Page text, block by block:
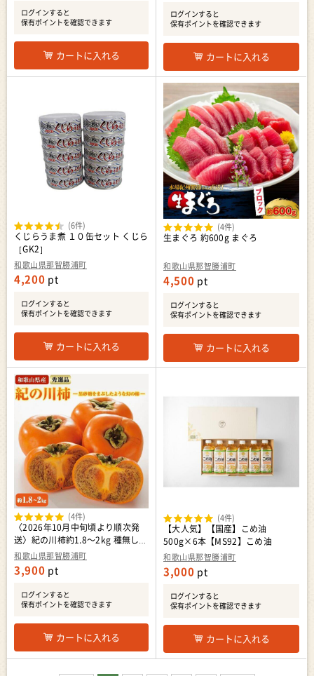
ログインすると
保有ポイントを確認できます
カートに入れる
ログインすると
保有ポイントを確認できます
カートに入れる
和歌山県那智勝浦町
くじらうま煮 １０缶セット くじら
［GK2］
(6件)
4,200 pt
ログインすると
保有ポイントを確認できます
カートに入れる
和歌山県那智勝浦町
生まぐろ 約600g まぐろ
(4件)
4,500 pt
ログインすると
保有ポイントを確認できます
カートに入れる
和歌山県那智勝浦町
〈2026年10月中旬頃より順次発
送〉紀の川柿約1.8～2kg 種無し
柿 希少 ［TM191］
(4件)
3,900 pt
ログインすると
保有ポイントを確認できます
カートに入れる
和歌山県那智勝浦町
【大人気】【国産】こめ油
500g×6本【MS92】こめ油
(4件)
3,000 pt
ログインすると
保有ポイントを確認できます
カートに入れる